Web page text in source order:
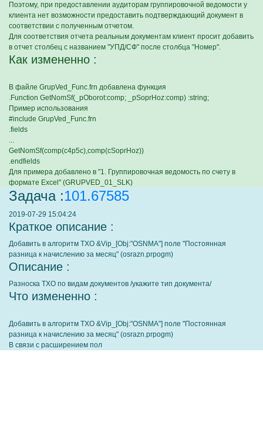
Поэтому, при предоставлении аудиторам группировочной ведомости у
клиента нет возможности предоставить подтверждающий документ в
соответствии с полученным отчетом.
Для соответствия отчета реальным документам клиент просит добавить
в отчет столбец с названием "УПД/СФ" после столбца "Номер".
Как измененно :
В файле GrupVed_Func.frn добавлена функция
.Function GetNomSf(_pOborot:comp; _pSoprHoz:comp) :string;
Пример использования
#include GrupVed_Func.frn
.fields
...
GetNomSf(comp(c4p5c),comp(cSoprHoz))
.endfields
Для примера добавлено в "1. Группировочная ведомость по счету в
формате Excel" (GRUPVED_01_SLK)
Задача :101.67585
2019-07-29 15:04:24
Краткое описание :
Добавить в алгоритм ТХО &Vip_[Obj:"OSNMA"] поле "Постоянная
разница к начислению за месяц" (osrazn.prpogm)
Описание :
Разноска ТХО по видам документов /укажите тип документа/
Что измененно :
Добавить в алгоритм ТХО &Vip_[Obj:"OSNMA"] поле "Постоянная
разница к начислению за месяц" (osrazn.prpogm)
В связи с расширением пол